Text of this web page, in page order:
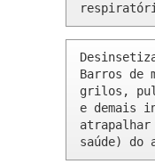
Barros de
grilos,
e demais
saúde) do